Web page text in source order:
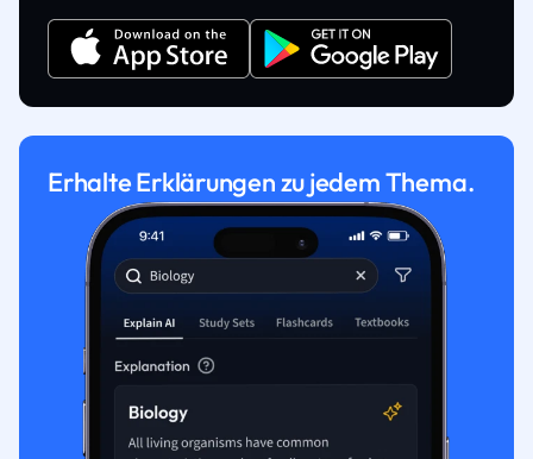
Erhalte Erklärungen zu jedem Thema.